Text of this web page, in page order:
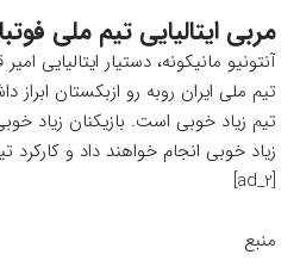
مربی ایتالیایی تیم ملی
آنتونیو مانیکونه، دستیار ایتالیایی
تیم ملی ایران روبه رو ازبکستان
تیم زیاد خوبی است. بازیکنان زیاد
زیاد خوبی انجام خواهند داد و کارکرد
[ad_2]
منبع